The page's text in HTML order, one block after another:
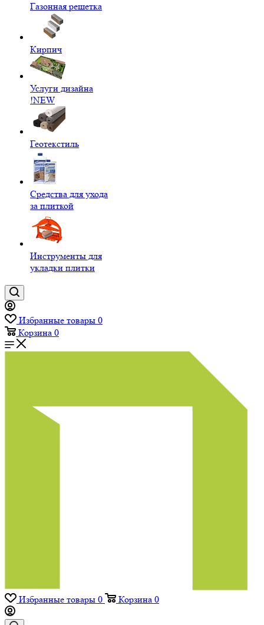
Газонная решетка
Кирпич
Услуги дизайна
!NEW
Геотекстиль
Средства для ухода
за плиткой
Инструменты для
укладки плитки
Избранные товары 0
Корзина 0
Избранные товары 0 Корзина 0